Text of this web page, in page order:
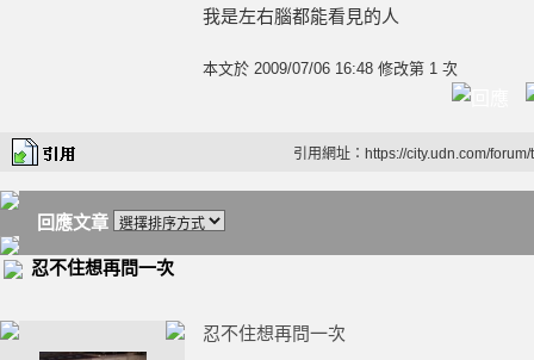
我是左右腦都能看見的人
本文於 2009/07/06 16:48 修改第 1 次
引用網址：https://city.udn.com/
回應文章
忍不住想再問一次
忍不住想再問一次